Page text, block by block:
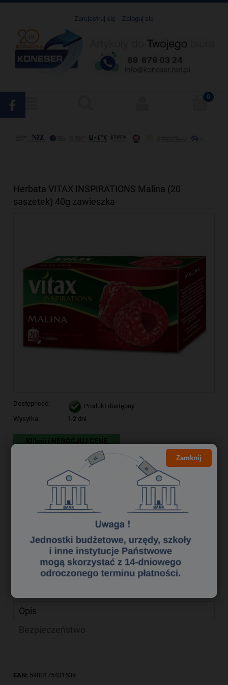
Zarejestruj się Zaloguj się
Herbata VITAX INSPIRATIONS Malina (20
saszetek) 40g zawieszka
Dostępność:
Produkt dostępny
Wysyłka:
1-2 dni
Kliknij i NEGOCJUJ CENĘ
5,85 zł
do koszyka
Producent: Vitax
Kod produktu:
ghk0450219
zapytaj o produkt
poleć znajomemu
Opis
EAN: 5900175431539
Zamknij